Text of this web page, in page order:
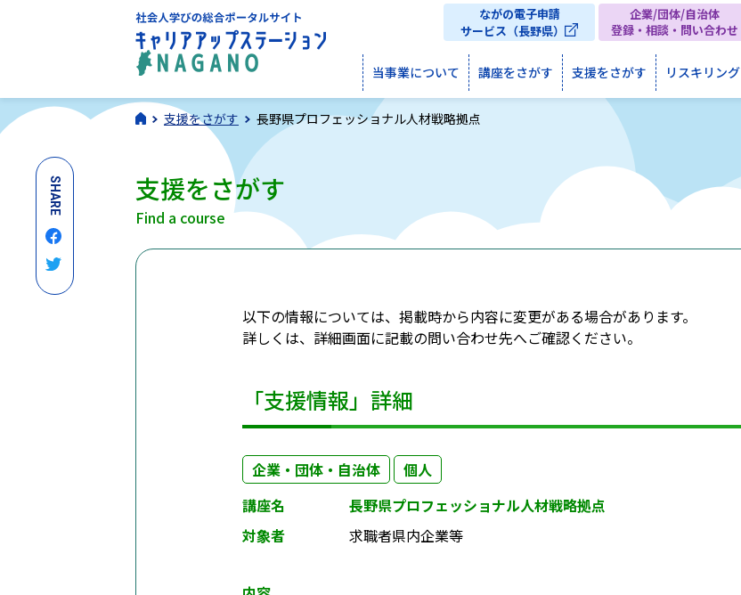
当事業について 講座をさがす 支援をさがす リスキリング
企業/団体/自治体
登録・相談・問い合わせ
ながの電子申請
サービス（長野県）
支援をさがす 長野県プロフェッショナル人材戦略拠点
支援をさがす
Find a course
以下の情報については、掲載時から内容に変更がある場合があります。
詳しくは、詳細画面に記載の問い合わせ先へご確認ください。
「支援情報」詳細
企業・団体・自治体
個人
講座名
長野県プロフェッショナル人材戦略拠点
対象者
求職者県内企業等
SHARE